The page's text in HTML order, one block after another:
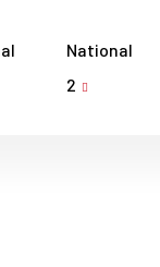
National
2